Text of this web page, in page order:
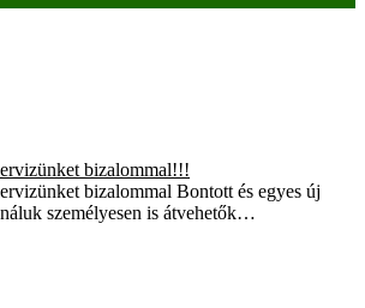
bizalommal!!!
bizalommal Bontott és egyes új
személyesen is átvehetők…